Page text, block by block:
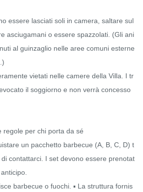
essere lasciati soli in camera, saltare sul
asciugamani o essere spazzolati. (Gli ani
al guinzaglio nelle aree comuni esterne
vietati nelle camere della Villa. I tr
il soggiorno e non verrà concesso
regole per chi porta da sé
un pacchetto barbecue (A, B, C, D) t
contattarci. I set devono essere prenotat
barbecue o fuochi. ▪️ La struttura fornis